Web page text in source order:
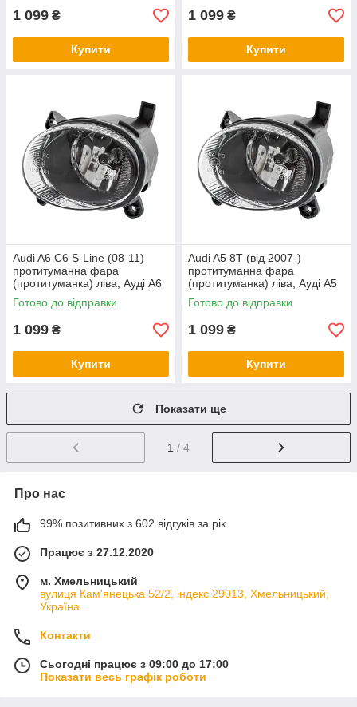
1 099 ₴
Купити
1 099 ₴
Купити
Audi A6 C6 S-Line (08-11)
протитуманна фара
(протитуманка) ліва, Ауді А6
С6 С-Лайн
Готово до відправки
1 099 ₴
Купити
Audi A5 8T (від 2007-)
протитуманна фара
(протитуманка) ліва, Ауді А5
8Т
Готово до відправки
1 099 ₴
Купити
Показати ще
1 / 4
Про нас
99% позитивних з 602 відгуків за рік
Працює з 27.12.2020
м. Хмельницький
вулиця Кам'янецька 52/2, індекс 29013, Хмельницький,
Україна
Контакти
Сьогодні працює з 09:00 до 17:00
Показати весь графік роботи